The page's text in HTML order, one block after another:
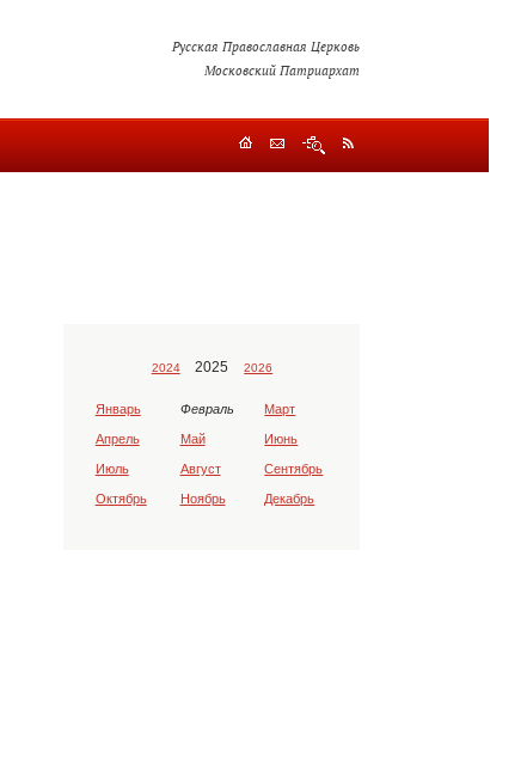
Русская Православная Церковь
Московский Патриархат
2024 2025 2026
Январь Февраль Март
Апрель Май Июнь
Июль Август Сентябрь
Октябрь Ноябрь Декабрь